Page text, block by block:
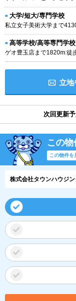
大学/短大/専門学校
私立女子美術大学まで
高等学校/高等専門学校
ゲオ豊玉店まで1820m:徒
立地
次回更新
この
この物件を
株式会社タウンハウジ